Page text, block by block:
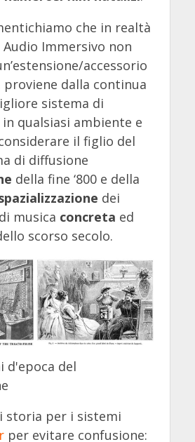
che in realtà
Audio Immersivo non
accessorio
proviene dalla continua
sistema di
qualsiasi ambiente e
il figlio del
di diffusione
della fine ‘800 e della
dei
musica concreta ed
scorso secolo.
d'epoca del
storia per i sistemi
per evitare confusione: